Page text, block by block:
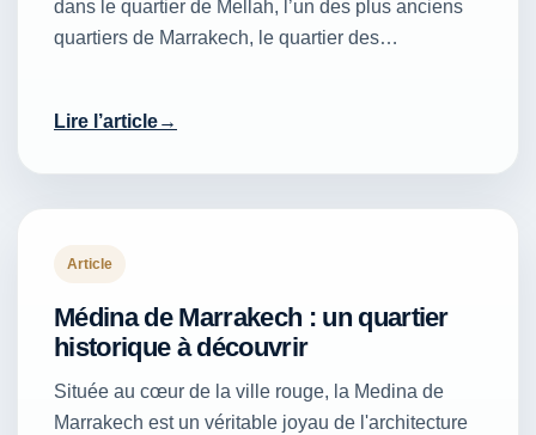
dans le quartier de Mellah, l’un des plus anciens
quartiers de Marrakech, le quartier des…
Lire l’article
Article
Médina de Marrakech : un quartier
historique à découvrir
Située au cœur de la ville rouge, la Medina de
Marrakech est un véritable joyau de l'architecture